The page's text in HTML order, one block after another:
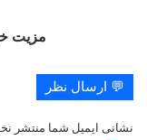
مزیت
💬 ارسال نظر
نشانی ایمیل شما منتشر